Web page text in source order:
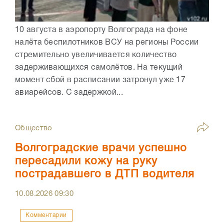
10 августа в аэропорту Волгограда на фоне
налёта беспилотников ВСУ на регионы России
стремительно увеличивается количество
задерживающихся самолётов. На текущий
момент сбой в расписании затронул уже 17
авиарейсов. С задержкой...
Общество
Волгоградские врачи успешно
пересадили кожу на руку
пострадавшего в ДТП водителя
10.08.202609:30
Комментарии